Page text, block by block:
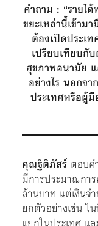
คำถาม : “รายไ
ขยะเหล่านี้เข้าม
ต้องเปิดประเ
เปรียบเทียบกั
สุขภาพอนามัย
อย่างไร นอกจ
ประเทศหรือผู้
คุณฐิติภัสร์ ตอบค
มีการประมาณกา
ล้านบาท แต่เงินจ
ยกตัวอย่างเช่น ใ